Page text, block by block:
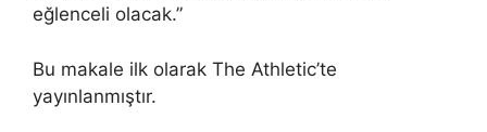
eğlenceli olacak.”
Bu makale ilk olarak The Athletic’te
yayınlanmıştır.